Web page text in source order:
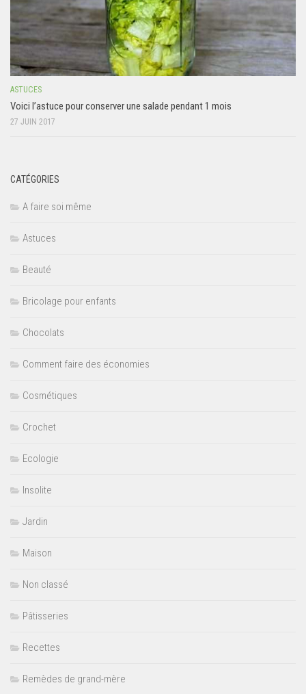
ASTUCES
Voici l’astuce pour conserver une salade pendant 1 mois
27 JUIN 2017
CATÉGORIES
A faire soi même
Astuces
Beauté
Bricolage pour enfants
Chocolats
Comment faire des économies
Cosmétiques
Crochet
Ecologie
Insolite
Jardin
Maison
Non classé
Pâtisseries
Recettes
Remèdes de grand-mère